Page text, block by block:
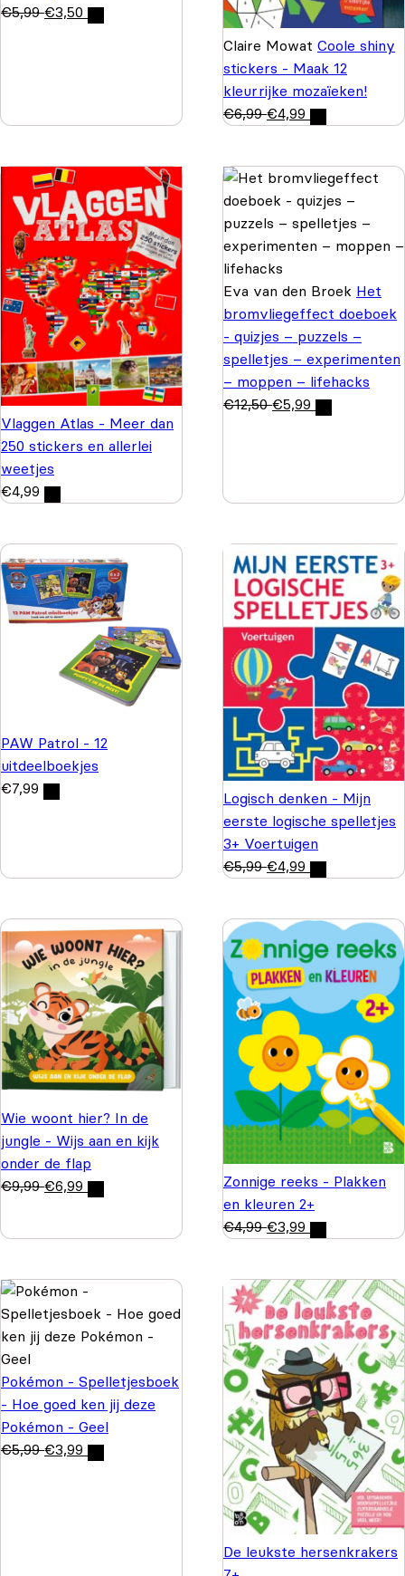
€5,99 €3,50
Claire Mowat Coole shiny
stickers - Maak 12
kleurrijke mozaïeken!
€6,99 €4,99
Vlaggen Atlas - Meer dan
250 stickers en allerlei
weetjes
€4,99
Eva van den Broek Het
bromvliegeffect doeboek
- quizjes – puzzels –
spelletjes – experimenten
– moppen – lifehacks
€12,50 €5,99
PAW Patrol - 12
uitdeelboekjes
€7,99
Logisch denken - Mijn
eerste logische spelletjes
3+ Voertuigen
€5,99 €4,99
Wie woont hier? In de
jungle - Wijs aan en kijk
onder de flap
€9,99 €6,99
Zonnige reeks - Plakken
en kleuren 2+
€4,99 €3,99
Pokémon - Spelletjesboek
- Hoe goed ken jij deze
Pokémon - Geel
€5,99 €3,99
De leukste hersenkrakers